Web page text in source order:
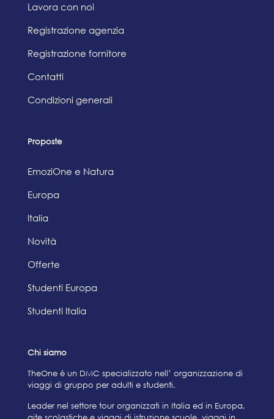
Lavora con noi
Registrazione agenzia
Registrazione fornitore
Contatti
Condizioni generali
Proposte
EmoziOne e Natura
Europa
Italia
Novità
Offerte
Studenti Europa
Studenti Italia
Chi siamo
TheOne è un DMC specializzato nell’ organizzazione di
viaggi di gruppo per adulti e studenti.
Leader nel settore tour organizzati in Italia ed in Europa,